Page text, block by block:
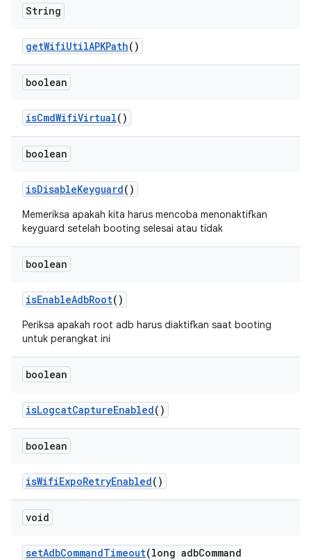
String
getWifiUtilAPKPath()
boolean
isCmdWifiVirtual()
boolean
isDisableKeyguard()
Memeriksa apakah kita harus mencoba menonaktifkan
keyguard setelah booting selesai atau tidak
boolean
isEnableAdbRoot()
Periksa apakah root adb harus diaktifkan saat booting
untuk perangkat ini
boolean
isLogcatCaptureEnabled()
boolean
isWifiExpoRetryEnabled()
void
setAdbCommandTimeout(long adbCommand